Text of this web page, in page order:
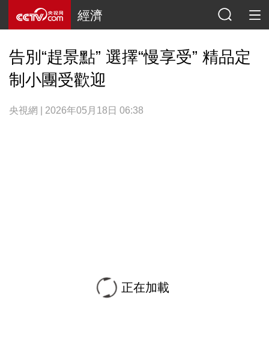
經濟
告別“趕景點” 選擇“慢享受” 精品定
制小團受歡迎
央視網 | 2026年05月18日 06:38
正在加載